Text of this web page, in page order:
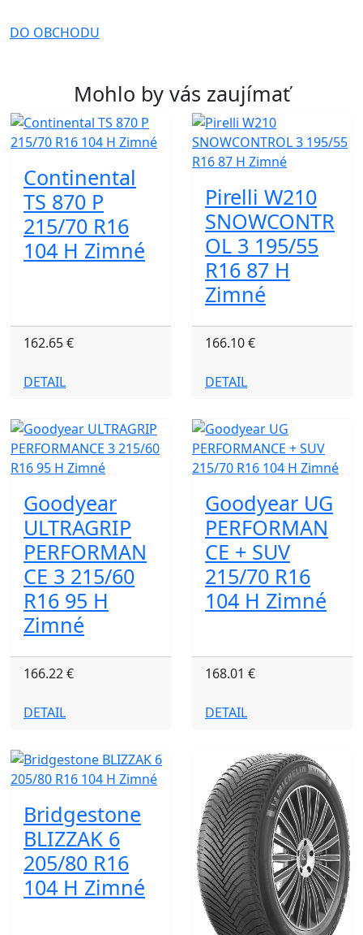
DO OBCHODU
Mohlo by vás zaujímať
Continental
TS 870 P
215/70 R16
104 H Zimné
162.65 €
DETAIL
Pirelli W210
SNOWCONTR
OL 3 195/55
R16 87 H
Zimné
166.10 €
DETAIL
Goodyear
ULTRAGRIP
PERFORMAN
CE 3 215/60
R16 95 H
Zimné
166.22 €
DETAIL
Goodyear UG
PERFORMAN
CE + SUV
215/70 R16
104 H Zimné
168.01 €
DETAIL
Bridgestone
BLIZZAK 6
205/80 R16
104 H Zimné